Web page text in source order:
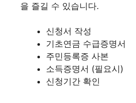
을 즐길 수 있습니다.
신청서 작성
기초연금 수급증명서
주민등록증 사본
소득증명서 (필요시)
신청기간 확인